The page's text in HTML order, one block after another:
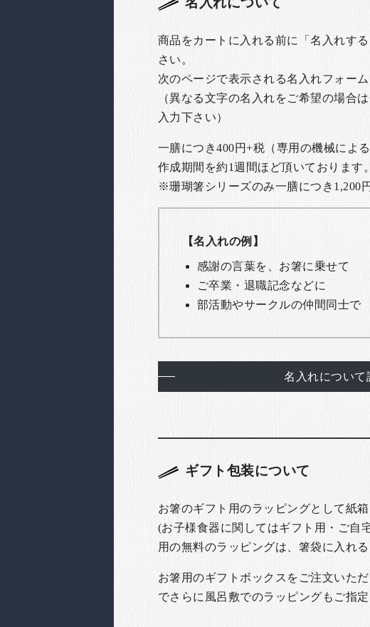
商品をカートに入れる前に「名入れす
さい。
次のページで表示される名入れフォー
（異なる文字の名入れをご希望の場合
入力下さい）
一膳につき400円+税（専用の機械による
作成期間を約1週間ほど頂いております。
※珊瑚箸シリーズのみ一膳につき1,200
【名入れの例】
感謝の言葉を、お箸に乗せて
ご卒業・退職記念などに
部活動やサークルの仲間同士で
名入れについて
ギフト包装について
お箸のギフト用のラッピングとして紙
(お子様食器に関してはギフト用・ご自
用の無料のラッピングは、箸袋に入れ
お箸用のギフトボックスをご注文いた
でさらに風呂敷でのラッピングもご指